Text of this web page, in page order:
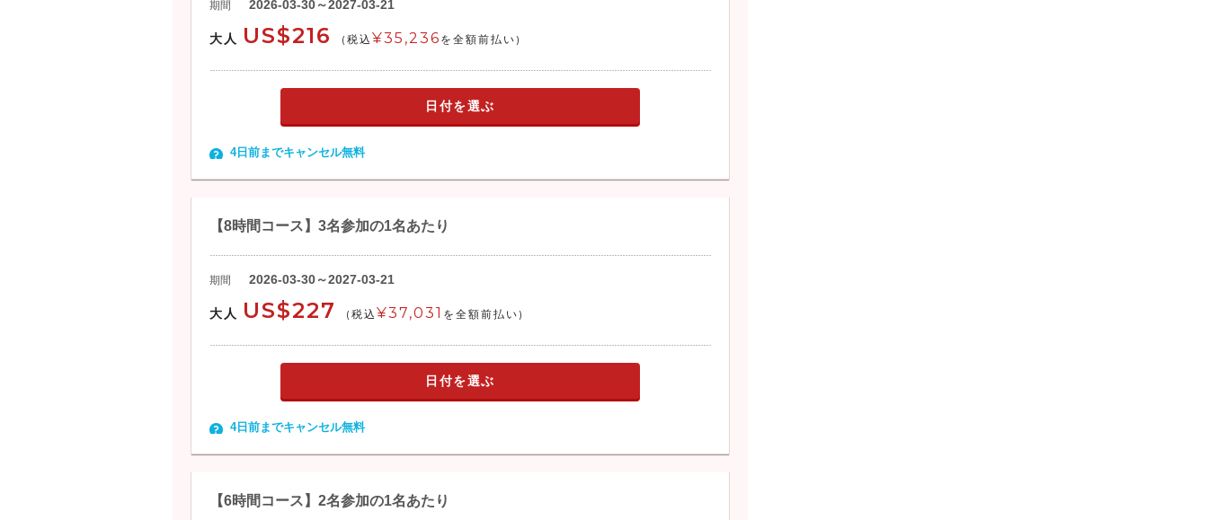
期間 2026-03-30～2027-03-21
大人 US$216 (税込 ¥35,236 を全額前払い)
日付を選ぶ
4日前までキャンセル無料
【8時間コース】3名参加の1名あたり
期間 2026-03-30～2027-03-21
大人 US$227 (税込 ¥37,031 を全額前払い)
日付を選ぶ
4日前までキャンセル無料
【6時間コース】2名参加の1名あたり